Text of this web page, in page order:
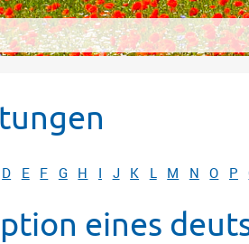
D E F G H I J K L M N O P
eines